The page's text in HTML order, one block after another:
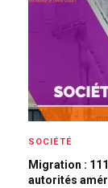
SOCIÉTÉ
Migration :
autorités